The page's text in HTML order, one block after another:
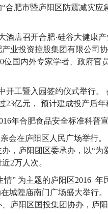
合肥市暨庐阳区防震减灾应
店召开合肥·硅谷大健康
业投资控股集团有限公司
位国内外专家学者、政府官
开工暨入园签约仪式举行。
23亿元， 预计建成投产后
年合肥食品安全标准科普
会在庐阳区人民广场举行
，庐阳团区委承办，以“为
2万人次。
情” 为主题的庐阳区2016
城隍庙南门广场盛大举行
庐阳区国投集团协办，庐